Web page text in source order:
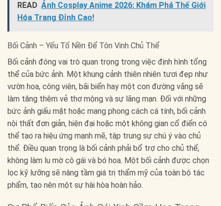
READ Ảnh Cosplay Anime 2026: Khám Phá Thế Giới
Hóa Trang Đỉnh Cao!
Bối Cảnh – Yếu Tố Nền Để Tôn Vinh Chủ Thể
Bối cảnh đóng vai trò quan trọng trong việc định hình tổng
thể của bức ảnh. Một khung cảnh thiên nhiên tươi đẹp như
vườn hoa, công viên, bãi biển hay một con đường vắng sẽ
làm tăng thêm vẻ thơ mộng và sự lãng mạn. Đối với những
bức ảnh giấu mặt hoặc mang phong cách cá tính, bối cảnh
nội thất đơn giản, hiện đại hoặc một không gian cổ điển có
thể tạo ra hiệu ứng mạnh mẽ, tập trung sự chú ý vào chủ
thể. Điều quan trọng là bối cảnh phải bổ trợ cho chủ thể,
không làm lu mờ cô gái và bó hoa. Một bối cảnh được chọn
lọc kỹ lưỡng sẽ nâng tầm giá trị thẩm mỹ của toàn bộ tác
phẩm, tạo nên một sự hài hòa hoàn hảo.